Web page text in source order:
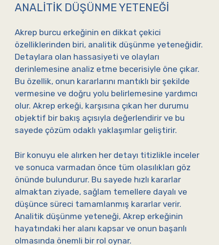
ANALITIK DÜŞÜNME YETENEĞI
Akrep burcu erkeğinin en dikkat çekici
özelliklerinden biri, analitik düşünme yeteneğidir.
Detaylara olan hassasiyeti ve olayları
derinlemesine analiz etme becerisiyle öne çıkar.
Bu özellik, onun kararlarını mantıklı bir şekilde
vermesine ve doğru yolu belirlemesine yardımcı
olur. Akrep erkeği, karşısına çıkan her durumu
objektif bir bakış açısıyla değerlendirir ve bu
sayede çözüm odaklı yaklaşımlar geliştirir.
Bir konuyu ele alırken her detayı titizlikle inceler
ve sonuca varmadan önce tüm olasılıkları göz
önünde bulundurur. Bu sayede hızlı kararlar
almaktan ziyade, sağlam temellere dayalı ve
düşünce süreci tamamlanmış kararlar verir.
Analitik düşünme yeteneği, Akrep erkeğinin
hayatındaki her alanı kapsar ve onun başarılı
olmasında önemli bir rol oynar.